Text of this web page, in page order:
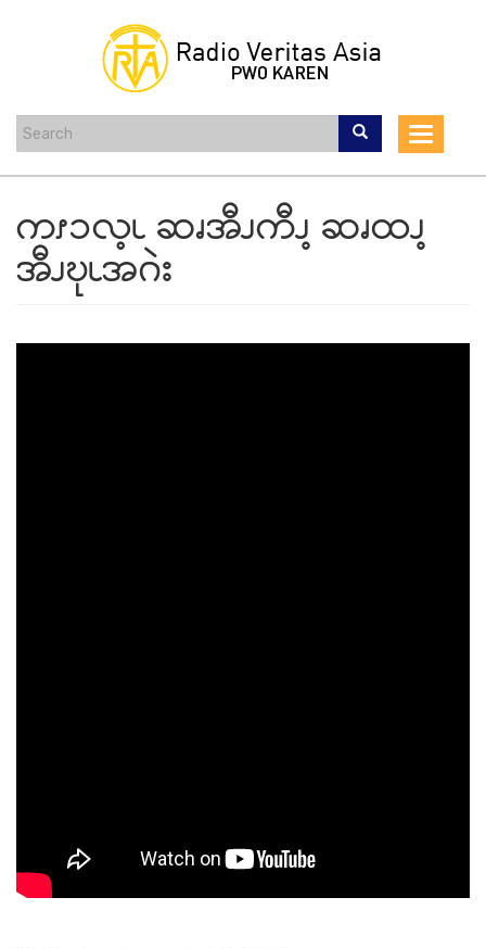
content
Toggle
ကၭၥလ့ၬ ဆၧအီၪကီၪ့ ဆၧထၪ့
အီၪဎုၬအဂဲး